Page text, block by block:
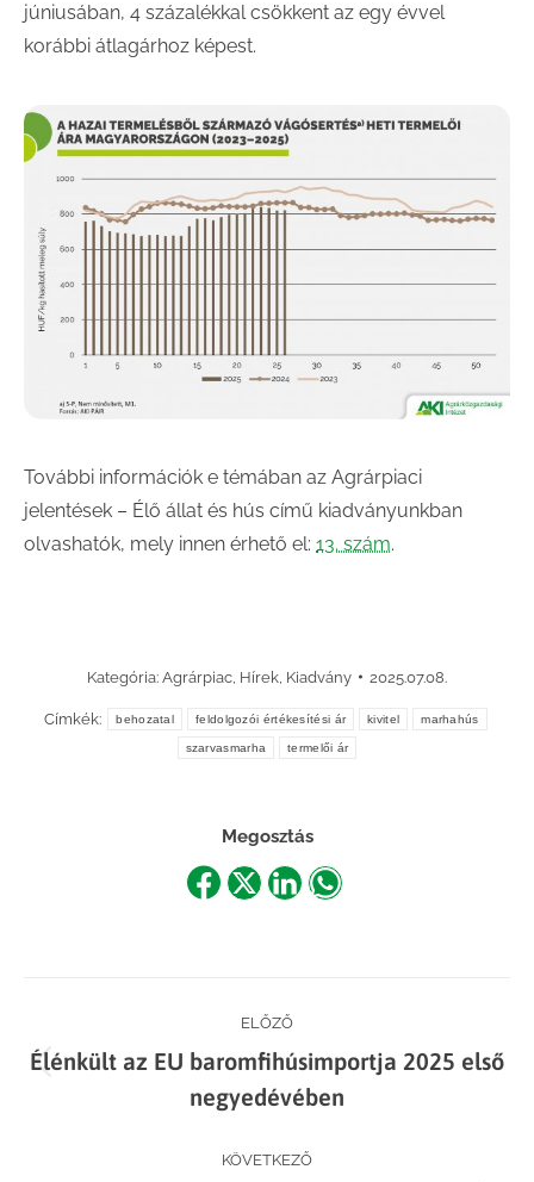
júniusában, 4 százalékkal csökkent az egy évvel
korábbi átlagárhoz képest.
További információk e témában az Agrárpiaci
jelentések – Élő állat és hús című kiadványunkban
olvashatók, mely innen érhető el: 13. szám.
Kategória: Agrárpiac Hírek Kiadvány 2025.07.08.
Címkék: behozatal feldolgozói értékesítési ár kivitel marhahús
szarvasmarha termelői ár
Megosztás
ShareShareShareShare
navigation
ELŐZŐ
Previous
post:
Élénkült az EU baromfihúsimportja 2025 első
negyedévében
KÖVETKEZŐ